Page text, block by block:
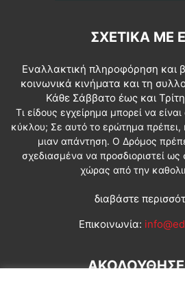
ΣΧΕΤΙΚΆ ΜΕ
Εναλλακτική πληροφόρηση και
κοινωνικά κινήματα και τη
Κάθε Σάββατο έως και
Τι είδους εγχείρημα μπορεί να
κύκλου; Σε αυτό το ερώτημα
μιαν απάντηση. Ο Δρόμος
σχεδιασμένα να προσδιοριστεί ως
χώρας από την
διαβάστε
Επικοινωνία: